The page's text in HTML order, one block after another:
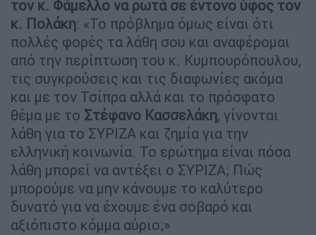
τον κ. Φάμελλο να ρωτά σε έντονο ύφος τον
κ. Πολάκη: «Το πρόβλημα όμως είναι ότι
πολλές φορές τα λάθη σου και αναφέρομαι
από την περίπτωση του κ. Κυμπουρόπουλου,
τις συγκρούσεις και τις διαφωνίες ακόμα
και με τον Τσίπρα αλλά και το πρόσφατο
θέμα με το Στέφανο Κασσελάκη, γίνονται
λάθη για το ΣΥΡΙΖΑ και ζημία για την
ελληνική κοινωνία. Το ερώτημα είναι πόσα
λάθη μπορεί να αντέξει ο ΣΥΡΙΖΑ; Πώς
μπορούμε να μην κάνουμε το καλύτερο
δυνατό για να έχουμε ένα σοβαρό και
αξιόπιστο κόμμα αύριο;»